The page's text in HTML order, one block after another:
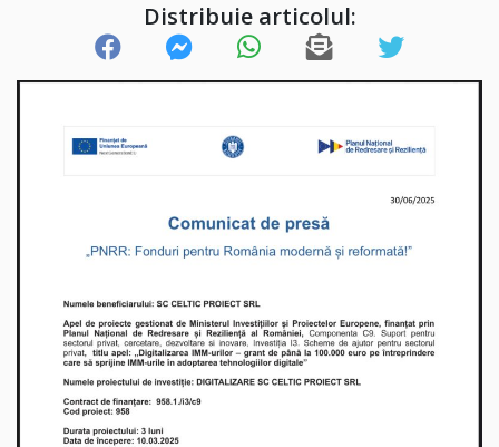
Distribuie articolul: